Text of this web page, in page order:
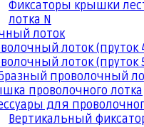
Фиксаторы крышки
лотка N
лоток
лоток (пруток
лоток (пруток
проволочный
проволочного лотка
для
Вертикальный